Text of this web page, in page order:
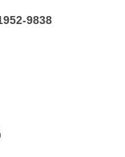
9838